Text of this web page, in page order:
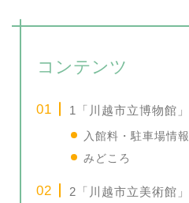
コンテンツ
1「川越市立博物館」
入館料・駐車場情報
みどころ
2「川越市立美術館」